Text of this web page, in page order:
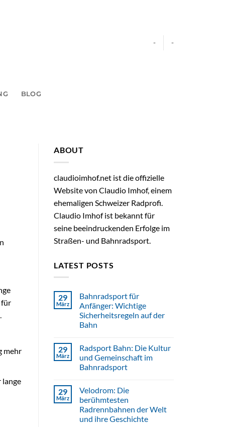
- -
BLOG
für
mehr
lange
ABOUT
claudioimhof.net ist die offizielle
Website von Claudio Imhof, einem
ehemaligen Schweizer Radprofi.
Claudio Imhof ist bekannt für
seine beeindruckenden Erfolge im
Straßen- und Bahnradsport.
LATEST POSTS
29
März
Bahnradsport für
Anfänger: Wichtige
Sicherheitsregeln auf der
Bahn
29
März
Radsport Bahn: Die Kultur
und Gemeinschaft im
Bahnradsport
29
März
Velodrom: Die
berühmtesten
Radrennbahnen der Welt
und ihre Geschichte